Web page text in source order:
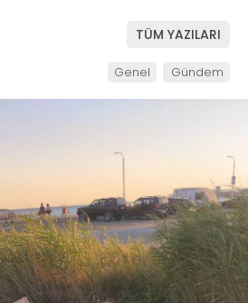
TÜM YAZILARI
Genel Gündem